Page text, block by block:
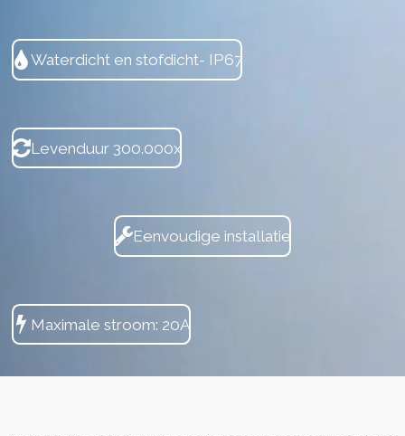
Waterdicht en stofdicht- IP67
Levenduur 300.000x
Eenvoudige installatie
Maximale stroom: 20A